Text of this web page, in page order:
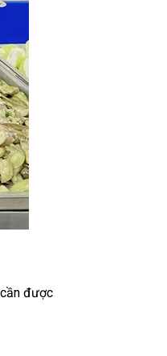
được